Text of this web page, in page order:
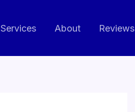
Services About Reviews